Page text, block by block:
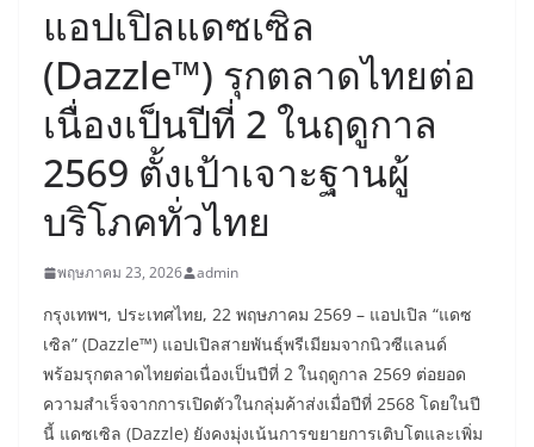
แอปเปิลแดซเซิล
(Dazzle™) รุกตลาดไทยต่อ
เนื่องเป็นปีที่ 2 ในฤดูกาล
2569 ตั้งเป้าเจาะฐานผู้
บริโภคทั่วไทย
พฤษภาคม 23, 2026 admin
กรุงเทพฯ, ประเทศไทย, 22 พฤษภาคม 2569 – แอปเปิล “แดซ
เซิล” (Dazzle™) แอปเปิลสายพันธุ์พรีเมียมจากนิวซีแลนด์
พร้อมรุกตลาดไทยต่อเนื่องเป็นปีที่ 2 ในฤดูกาล 2569 ต่อยอด
ความสำเร็จจากการเปิดตัวในกลุ่มค้าส่งเมื่อปีที่ 2568 โดยในปี
นี้ แดซเซิล (Dazzle) ยังคงมุ่งเน้นการขยายการเติบโตและเพิ่ม